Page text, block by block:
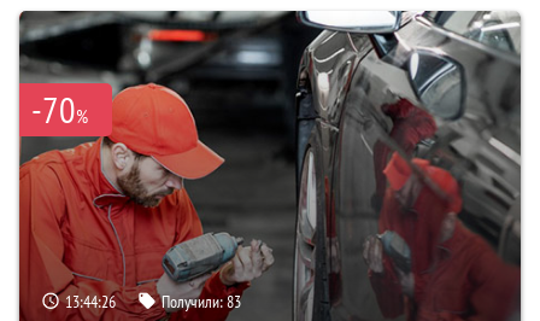
-70%
13:44:25 Получили:83